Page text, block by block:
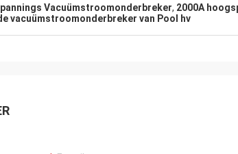
Vacuümstroomonderbreker, 2000A
vacuümstroomonderbreker van Pool hv